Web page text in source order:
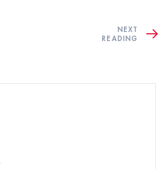
NEXT
READING